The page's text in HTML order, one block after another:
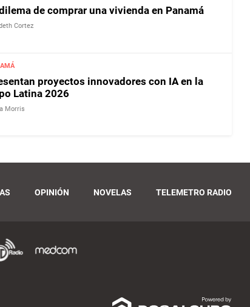
de comprar una vivienda en Panamá
Cortez
proyectos innovadores con IA en la
Latina 2026
Morris
OPINIÓN NOVELAS TELEMETRO RADIO